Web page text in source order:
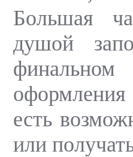
Большая
душой
есть
или